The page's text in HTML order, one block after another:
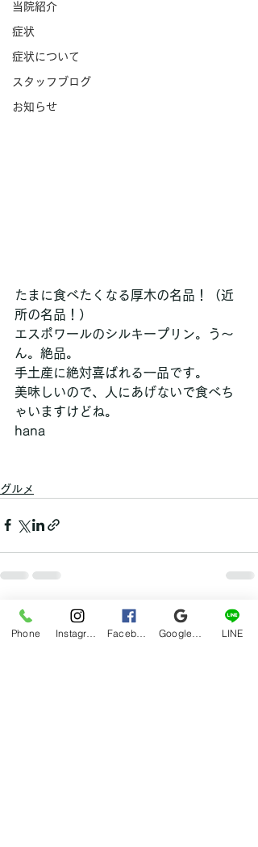
当院紹介
症状
症状について
スタッフブログ
お知らせ
たまに食べたくなる厚木の名品！（近
所の名品！）
エスポワールのシルキープリン。う～
ん。絶品。
手土産に絶対喜ばれる一品です。
美味しいので、人にあげないで食べち
ゃいますけどね。
hana
グルメ
最新記事 すべて表示
Phone LINE